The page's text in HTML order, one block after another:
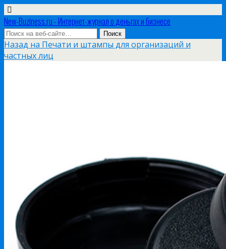
New-Buziness.ru - Интернет-журнал о деньгах и бизнесе
Назад на Печати и штампы для организаций и
частных лиц